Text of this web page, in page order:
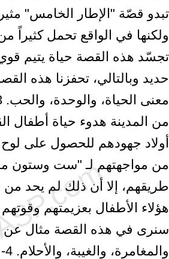
تبدو قصّة "الإطار الخامس"
ولكنها في الواقع تحمل كثيراً
تجسّد هذه القصة حياة يتيم
حديد وبالتالي، تحفزنا هذه
من المدينة هدوء حياة أطفال
أولاد جهودهم للحصول على
من مواجهتهم لـ "ست وستون
طريقهم، إلا أن ذلك لم يحد من
هؤلاء الأطفال بعزيمتهم وقوتهم
سنرى في هذه القصة مثال عن